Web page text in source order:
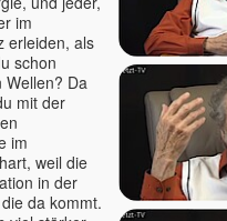
im
erleiden, als
schon
Da
mit der
im
weil die
in der
da kommt.